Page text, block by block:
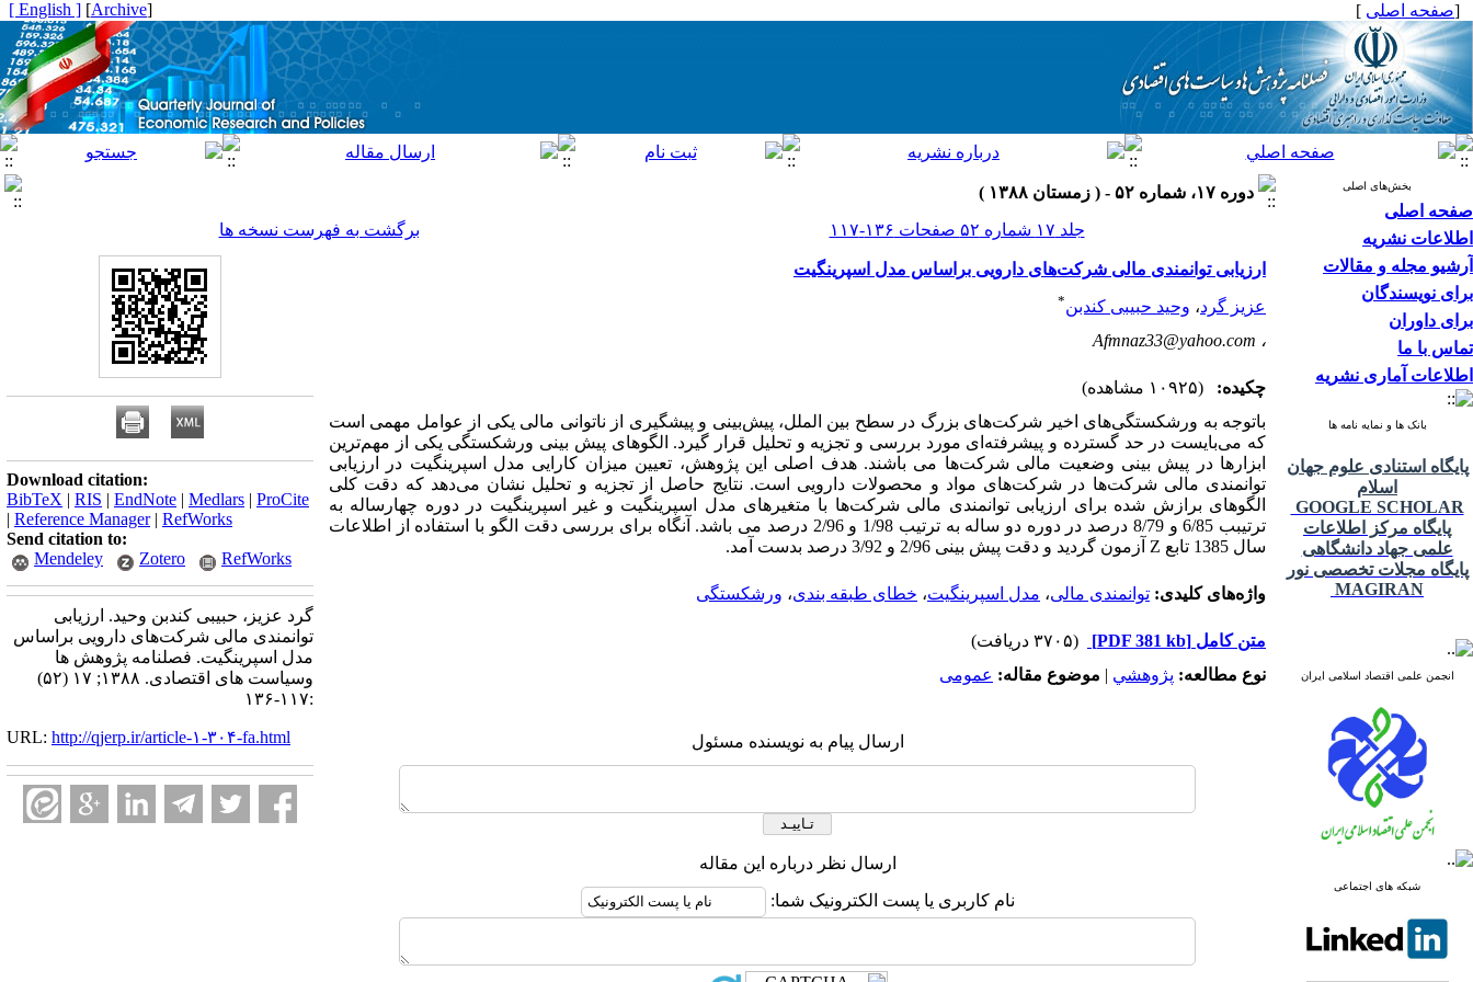
[صفحه اصلی ]
[
Archive
]
[ English ]
بخش‌های اصلی
صفحه اصلی
اطلاعات نشریه
آرشیو مجله و مقالات
برای نویسندگان
برای داوران
تماس با ما
اطلاعات آماری نشریه
بانک ها و نمایه نامه ها
پایگاه استنادی علوم جهان
اسلام
GOOGLE SCHOLAR
پایگاه مرکز اطلاعات
علمی جهاد دانشگاهی
پایگاه مجلات تخصصی نور
MAGIRAN
انجمن علمی اقتصاد اسلامی ایران
شبکه های اجتماعی
دوره ۱۷، شماره ۵۲ - ( زمستان ۱۳۸۸ )
جلد ۱۷ شماره ۵۲ صفحات ۱۳۶-۱۱۷
برگشت به فهرست نسخه ها
ارزیابی توانمندی مالی شرکت‌های دارویی بر‌اساس مدل اسپرینگیت
عزیز گرد، وحید حبیبی کندبن*
، Afmnaz33@yahoo.com
چکیده:
(۱۰۹۲۵ مشاهده)
باتوجه به ورشکستگی‌های اخیر شرکت‌های بزرگ در سطح بین الملل، پیش‌بینی و پیشگیری از ناتوانی مالی یکی از عوامل مهمی است
که می‌بایست در حد گسترده و پیشرفته‌ای مورد بررسی و تجزیه و تحلیل قرار گیرد. الگوهای پیش بینی ورشکستگی یکی از مهم‌ترین
ابزارها در پیش بینی وضعیت مالی شرکت‌ها می باشند. هدف اصلی این پژوهش، تعیین میزان کارایی مدل اسپرینگیت در ارزیابی
توانمندی مالی شرکت‌ها در شرکت‌های مواد و محصولات دارویی است. نتایج حاصل از تجزیه و تحلیل نشان می‌دهد که دقت کلی
الگوهای برازش شده برای ارزیابی توانمندی مالی شرکت‌ها با متغیرهای مدل اسپرینگیت و غیر اسپرینگیت در دوره چهارساله به
ترتیبب 6/85 و 8/79 درصد در دوره دو ساله به ترتیب 1/98 و 2/96 درصد می باشد. آنگاه برای بررسی دقت الگو با استفاده از اطلاعات
سال 1385 تابع Z آزمون گردید و دقت پیش بینی 2/96 و 3/92 درصد بدست آمد.
واژه‌های کلیدی: توانمندی مالی، مدل اسپرینگیت، خطای طبقه بندی، ورشکستگی
متن کامل [PDF 381 kb]
(۳۷۰۵ دریافت)
نوع مطالعه: پژوهشي | موضوع مقاله: عمومى
ارسال پیام به نویسنده مسئول
ارسال نظر درباره این مقاله
نام کاربری یا پست الکترونیک شما:
Download citation:
BibTeX | RIS | EndNote | Medlars | ProCite
| Reference Manager| RefWorks
Send citation to:
Mendeley
Zotero RefWorks
گرد عزیز، حبیبی کندبن وحید. ارزیابی
توانمندی مالی شرکت‌های دارویی بر‌اساس
مدل اسپرینگیت. فصلنامه پژوهش ها
وسیاست های اقتصادی. ۱۳۸۸; ۱۷ (۵۲)
:۱۱۷-۱۳۶
URL: http://qjerp.ir/article-۱-۳۰۴-fa.html